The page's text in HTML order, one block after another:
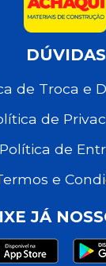
DÚVIDAS
de Troca e
de
Política de
e
JÁ